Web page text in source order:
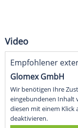
Video
Empfohlener
Glomex GmbH
Wir benötigen Ihre
eingebundenen Inhalt
diesen mit einem Klick
deaktivieren.